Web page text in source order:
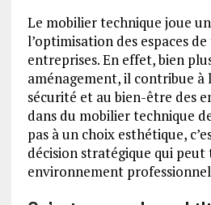
Le mobilier technique joue
l’optimisation des espaces
entreprises. En effet, bien
aménagement, il contribue
sécurité et au bien-être des
dans du mobilier technique
pas à un choix esthétique,
décision stratégique qui
environnement